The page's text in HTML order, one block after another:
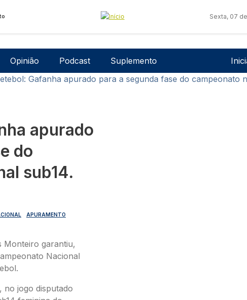
Sexta, 07
Opinião Podcast Suplemento
Gafanha apurado para a segunda fase do campeonato
apurado
do
sub14.
APURAMENTO
Monteiro garantiu,
Nacional
no jogo disputado